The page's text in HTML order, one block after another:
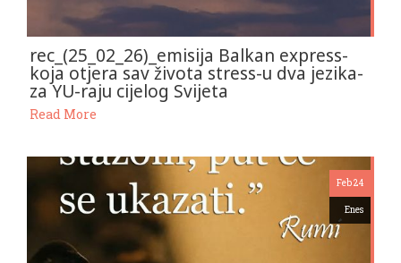
rec_(25_02_26)_emisija Balkan express-
koja otjera sav života stress-u dva jezika-
za YU-raju cijelog Svijeta
Read More
Feb 24
Enes